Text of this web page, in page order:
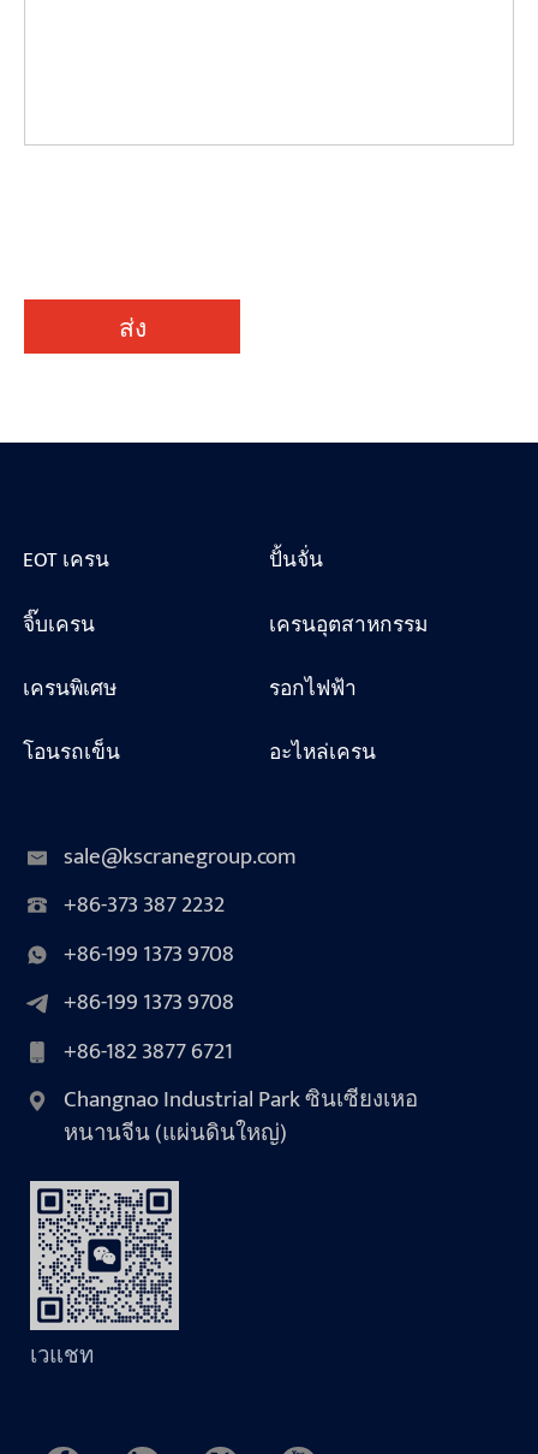
ส่ง
EOT เครน
ปั้นจั่น
จิ๊บเครน
เครนอุตสาหกรรม
เครนพิเศษ
รอกไฟฟ้า
โอนรถเข็น
อะไหล่เครน
sale@kscranegroup.com
+86-373 387 2232
+86-199 1373 9708
+86-199 1373 9708
+86-182 3877 6721
Changnao Industrial Park ซินเซียงเหอ
หนานจีน (แผ่นดินใหญ่)
เวแชท